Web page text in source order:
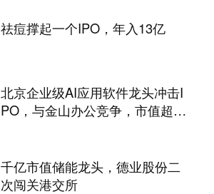
祛痘撑起一个IPO，年入13亿
北京企业级AI应用软件龙头冲击I
PO，与金山办公竞争，市值超33
千亿市值储能龙头，德业股份二
次闯关港交所